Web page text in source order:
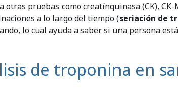
pruebas como creatínquinasa (CK), CK-
a lo largo del tiempo (seriación de
lo cual ayuda a saber si una persona
de troponina en